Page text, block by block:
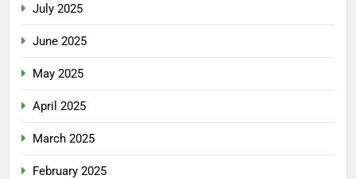
July 2025
June 2025
May 2025
April 2025
March 2025
February 2025